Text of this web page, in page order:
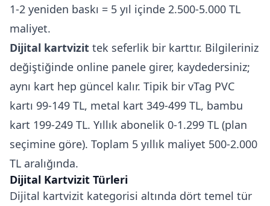
1-2 yeniden baskı = 5 yıl içinde 2.500-5.000 TL
maliyet.
Dijital kartvizit tek seferlik bir karttır. Bilgileriniz
değiştiğinde online panele girer, kaydedersiniz;
aynı kart hep güncel kalır. Tipik bir vTag PVC
kartı 99-149 TL, metal kart 349-499 TL, bambu
kart 199-249 TL. Yıllık abonelik 0-1.299 TL (plan
seçimine göre). Toplam 5 yıllık maliyet 500-2.000
TL aralığında.
Dijital Kartvizit Türleri
Dijital kartvizit kategorisi altında dört temel tür